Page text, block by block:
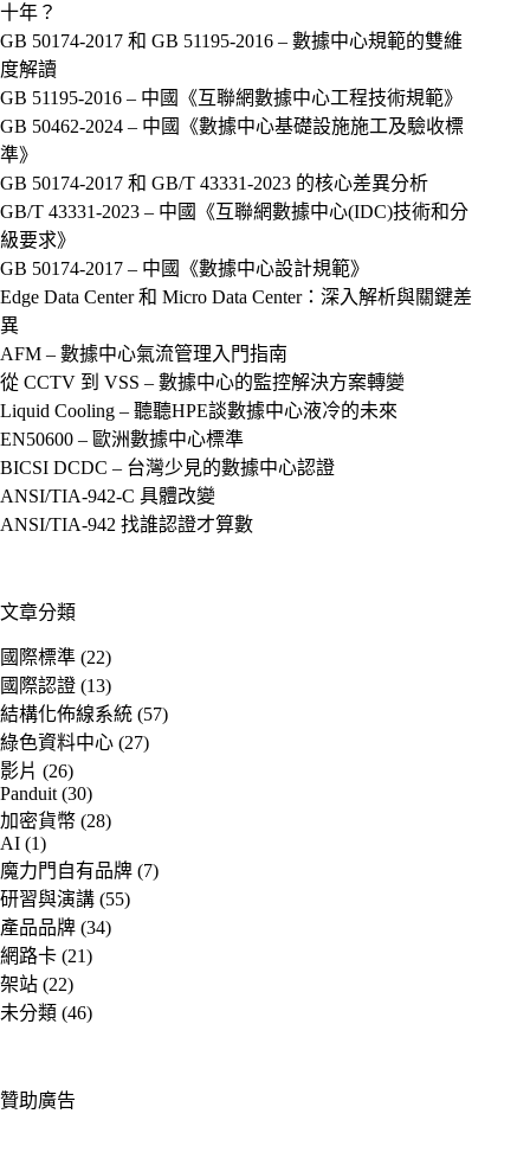
十年？
GB 50174-2017 和 GB 51195-2016 – 數據中心規範的雙維
度解讀
GB 51195-2016 – 中國《互聯網數據中心工程技術規範》
GB 50462-2024 – 中國《數據中心基礎設施施工及驗收標
準》
GB 50174-2017 和 GB/T 43331-2023 的核心差異分析
GB/T 43331-2023 – 中國《互聯網數據中心(IDC)技術和分
級要求》
GB 50174-2017 – 中國《數據中心設計規範》
Edge Data Center 和 Micro Data Center：深入解析與關鍵差
異
AFM – 數據中心氣流管理入門指南
從 CCTV 到 VSS – 數據中心的監控解決方案轉變
Liquid Cooling – 聽聽HPE談數據中心液冷的未來
EN50600 – 歐洲數據中心標準
BICSI DCDC – 台灣少見的數據中心認證
ANSI/TIA-942-C 具體改變
ANSI/TIA-942 找誰認證才算數
文章分類
國際標準 (22)
國際認證 (13)
結構化佈線系統 (57)
綠色資料中心 (27)
影片 (26)
Panduit(30)
加密貨幣 (28)
AI (1)
魔力門自有品牌 (7)
研習與演講 (55)
產品品牌 (34)
網路卡 (21)
架站 (22)
未分類 (46)
贊助廣告